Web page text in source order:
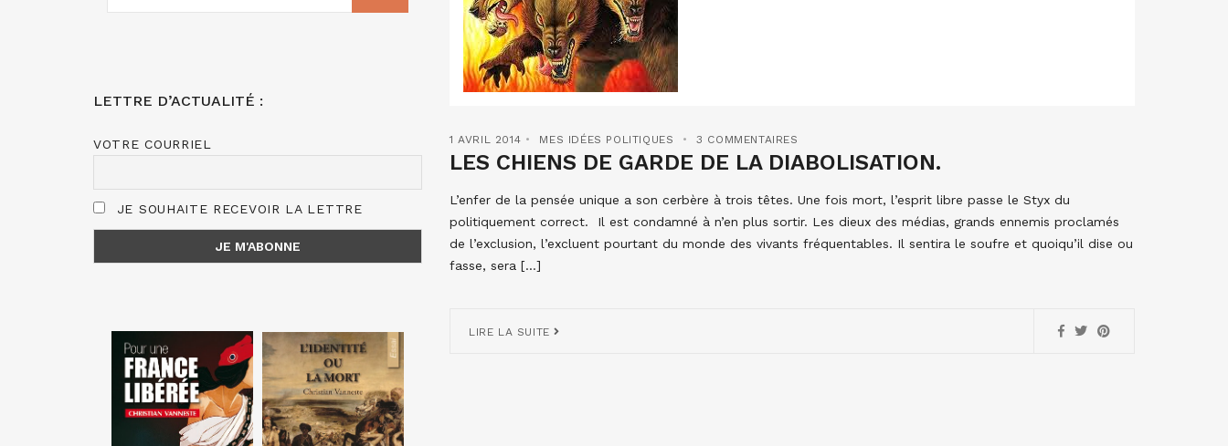
1 AVRIL 2014 MES IDÉES POLITIQUES 3 COMMENTAIRES
LES CHIENS DE GARDE DE LA DIABOLISATION.
L’enfer de la pensée unique a son cerbère à trois têtes. Une fois mort, l’esprit libre passe le Styx du
politiquement correct. Il est condamné à n’en plus sortir. Les dieux des médias, grands ennemis proclamés
de l’exclusion, l’excluent pourtant du monde des vivants fréquentables. Il sentira le soufre et quoiqu’il dise ou
fasse, sera […]
LIRE LA SUITE
LETTRE D’ACTUALITÉ :
VOTRE COURRIEL
JE SOUHAITE RECEVOIR LA LETTRE